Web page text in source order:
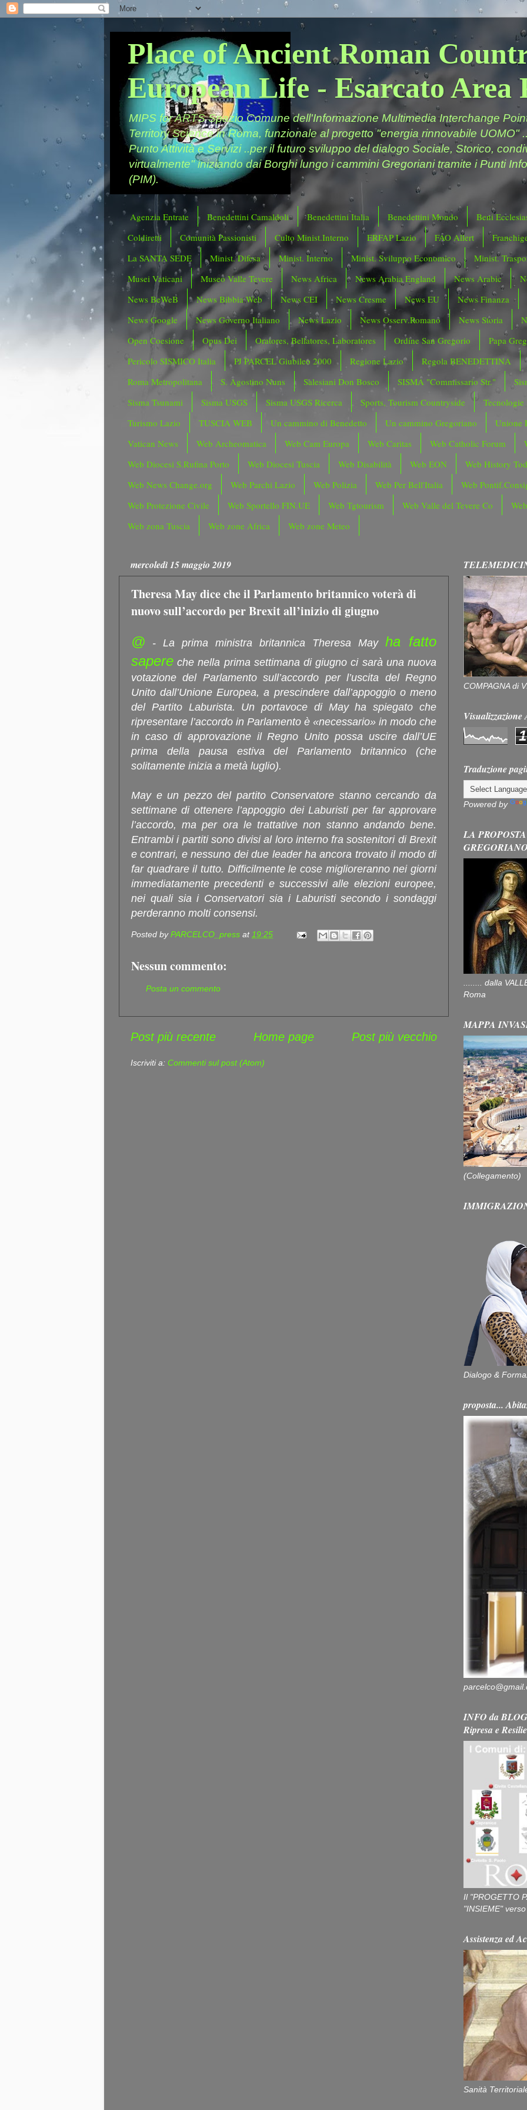
Place of Ancient Roman
European Life - Esarcato Area
MIPS for ARTS Spazio Comune dell'Informazione Multimedia Interchange
Territory Science in Roma, funzionale al progetto "energia rinnovabile UOMO"
Punto Attività e Servizi ..per il futuro sviluppo del dialogo Sociale, Storico,
virtualmente" iniziando dai Borghi lungo i cammini Gregoriani tramite i Punti
(PIM).
Agenzia Entrate Benedettini Camaldoli Benedettini Italia Benedettini Mondo
Beni
Coldiretti
Comunità Passionisti Culto Minist.Interno ERFAP Lazio FAO Allert
La SANTA SEDE
Minist. Difesa Minist. Interno Minist. Sviluppo Economico
Minist.
Musei Vaticani
Museo Valle Tevere News Africa News Arabia England News Arabic
News BeWeB
News Bibbia Web News CEI News Cresme News EU
News Finanza
News Google
News Governo Italiano News Lazio News Osserv.Romano News Storia
Open Coesione
Opus Dei Oratores, Bellatores, Laboratores Ordine San Gregorio
Papa
Pericolo SISMICO Italia
PJ PARCEL Giubileo 2000 Regione Lazio
Regola BENEDETTINA
Roma Metropolitana
S. Agostino Nuns Salesiani Don Bosco SISMA "Commissario Str."
Sisma Tsunami
Sisma USGS Sisma USGS Ricerca Sports, Tourism Countryside
Tecnologie
Turismo Lazio
TUSCIA WEB Un cammino di Benedetto Un cammino Gregoriano
Unione
Vatican News
Web Archeomatica Web Cam Europa Web Caritas Web Catholic Forum
Web Diocesi S.Rufina Porto
Web Diocesi Tuscia Web Disabilità Web EON
Web History
Web News Change.org
Web Parchi Lazio Web Polizia Web Per Bell'Italia
Web
Web Protezione Civile
Web Sportello FIN.UE Web Tgtourism Web Valle del Tevere Co
Web zona Tuscia
Web zone Africa Web zone Meteo
mercoledì 15 maggio 2019
Theresa May dice che il Parlamento britannico voterà di
nuovo sull’accordo per Brexit all’inizio di giugno
@ - La prima ministra britannica Theresa May ha fatto
sapere che nella prima settimana di giugno ci sarà una nuova
votazione del Parlamento sull’accordo per l’uscita del Regno
Unito dall’Unione Europea, a prescindere dall’appoggio o meno
del Partito Laburista. Un portavoce di May ha spiegato che
ripresentare l’accordo in Parlamento è «necessario» in modo che
in caso di approvazione il Regno Unito possa uscire dall’UE
prima della pausa estiva del Parlamento britannico (che
solitamente inizia a metà luglio).
May e un pezzo del partito Conservatore stanno cercando da
settimane di ottenere l’appoggio dei Laburisti per far approvare
l’accordo, ma per ora le trattative non stanno andando bene.
Entrambi i partiti sono divisi al loro interno fra sostenitori di Brexit
e contrari, e nessuno dei due leader ha ancora trovato il modo di
far quadrare il tutto. Difficilmente le cose miglioreranno nei giorni
immediatamente precedenti e successivi alle elezioni europee,
nei quali sia i Conservatori sia i Laburisti secondo i sondaggi
perderanno molti consensi.
Posted byPARCELCO_press at19:25
Nessun commento:
Posta un commento
Post più recente Post più vecchio
Home page
Iscriviti a: Commenti sul post (Atom)
COMPAGNA di
1
Traduzione
Powered by
LA
........ dalla
Roma
MAPPA
(Collegamento)
Dialogo &
proposta...
INFO da
Ripresa e
Il "PROGETTO
"INSIEME"
Assistenza ed
Sanità